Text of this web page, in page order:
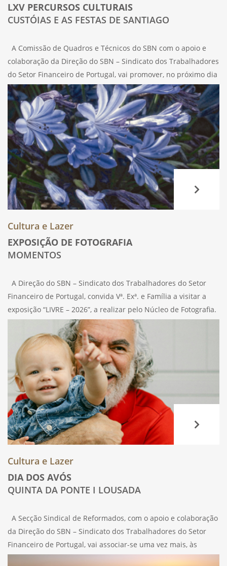
LXV PERCURSOS CULTURAIS
CUSTÓIAS E AS FESTAS DE SANTIAGO
A Comissão de Quadros e Técnicos do SBN com o apoio e
colaboração da Direção do SBN – Sindicato dos Trabalhadores
do Setor Financeiro de Portugal, vai promover, no próximo dia
11 de julho, sábado, às 10h, os seus
Cultura e Lazer
EXPOSIÇÃO DE FOTOGRAFIA
MOMENTOS
A Direção do SBN – Sindicato dos Trabalhadores do Setor
Financeiro de Portugal, convida Vª. Exª. e Família a visitar a
exposição “LIVRE – 2026”, a realizar pelo Núcleo de Fotografia.
Estará patente na nossa Galeria, sita na Rua
Cultura e Lazer
DIA DOS AVÓS
QUINTA DA PONTE I LOUSADA
A Secção Sindical de Reformados, com o apoio e colaboração
da Direção do SBN – Sindicato dos Trabalhadores do Setor
Financeiro de Portugal, vai associar-se uma vez mais, às
comemorações do Dia dos Avós, no dia 25 de julho,